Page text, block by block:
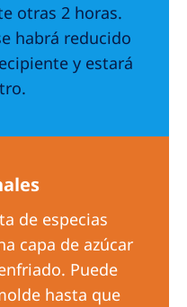
otras 2 horas.
habrá reducido
y estará
de especias
capa de azúcar
Puede
hasta que